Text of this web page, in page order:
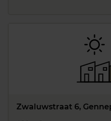
Zwaluwstraat 6,